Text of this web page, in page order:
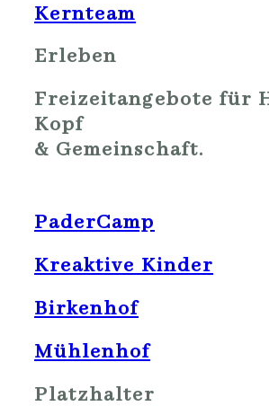
Kernteam
Erleben
Freizeitangebote für
Kopf
& Gemeinschaft.
PaderCamp
Kreaktive Kinder
Birkenhof
Mühlenhof
Platzhalter